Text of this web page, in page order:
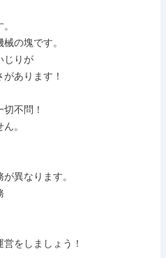
の塊です。
じりが
あります！
不問！
。
異なります。
をしましょう！